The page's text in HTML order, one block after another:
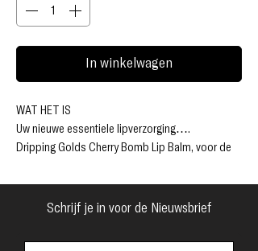
In winkelwagen
WAT HET IS
Uw nieuwe essentiële lipverzorging….
Dripping Golds Cherry Bomb Lip Balm, voor de
droge lippen. De niet-plakkerige balsem is
bedoeld om je lippen diep te voeden en te
kleurloze formule verzorgende sheaboter om je
Schrijf je in voor de Nieuwsbrief